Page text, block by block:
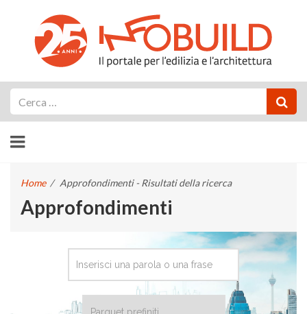
Home / Approfondimenti - Risultati della ricerca
Approfondimenti